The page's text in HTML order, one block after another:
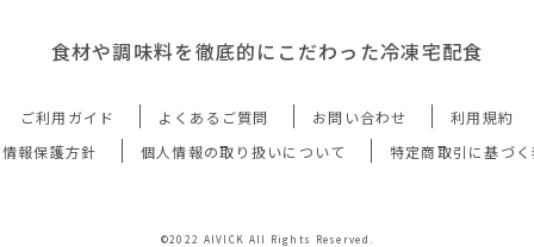
食材や調味料を徹底的にこだわった冷凍宅配食
ご利用ガイド よくあるご質問 お問い合わせ
利用規約
報保護方針
個人情報の取り扱いについて 特定商取引に基づ
©2022 AIVICK All Rights Reserved.